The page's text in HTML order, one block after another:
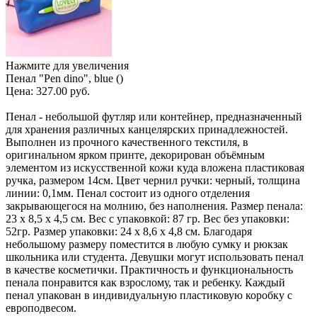
Нажмите для увеличения
Пенал "Pen dino", blue ()
Цена: 327.00 руб.
Пенал - небольшой футляр или контейнер, предназначенный
для хранения различных канцелярских принадлежностей.
Выполнен из прочного качественного текстиля, в
оригинальном ярком принте, декорирован объёмным
элементом из искусственной кожи куда вложена пластиковая
ручка, размером 14см. Цвет чернил ручки: черный, толщина
линии: 0,1мм. Пенал состоит из одного отделения
закрывающегося на молнию, без наполнения. Размер пенала:
23 х 8,5 х 4,5 см. Вес с упаковкой: 87 гр. Вес без упаковки:
52гр. Размер упаковки: 24 х 8,6 х 4,8 см. Благодаря
небольшому размеру поместится в любую сумку и рюкзак
школьника или студента. Девушки могут использовать пенал
в качестве косметички. Практичность и функциональность
пенала понравится как взрослому, так и ребенку. Каждый
пенал упакован в индивидуальную пластиковую коробку с
европодвесом.